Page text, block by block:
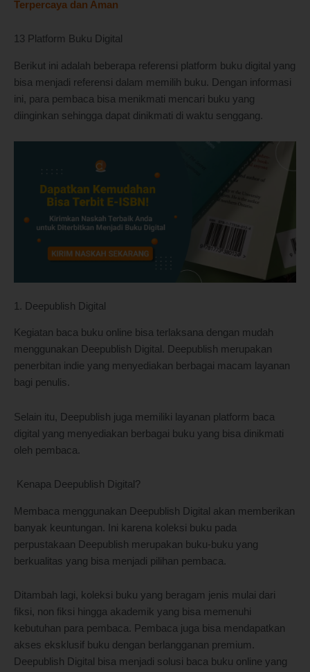
Terpercaya dan Aman
13 Platform Buku Digital
Berikut ini adalah beberapa referensi platform buku digital yang
bisa menjadi referensi dalam memilih buku. Dengan informasi
ini, para pembaca bisa menikmati mencari buku yang
diinginkan sehingga dapat dinikmati di waktu senggang.
1. Deepublish Digital
Kegiatan baca buku online bisa terlaksana dengan mudah
menggunakan Deepublish Digital. Deepublish merupakan
penerbitan indie yang menyediakan berbagai macam layanan
bagi penulis.
Selain itu, Deepublish juga memiliki layanan platform baca
digital yang menyediakan berbagai buku yang bisa dinikmati
oleh pembaca.
Kenapa Deepublish Digital?
Membaca menggunakan Deepublish Digital akan memberikan
banyak keuntungan. Ini karena koleksi buku pada
perpustakaan Deepublish merupakan buku-buku yang
berkualitas yang bisa menjadi pilihan pembaca.
Ditambah lagi, koleksi buku yang beragam jenis mulai dari
fiksi, non fiksi hingga akademik yang bisa memenuhi
kebutuhan para pembaca. Pembaca juga bisa mendapatkan
akses eksklusif buku dengan berlangganan premium.
Deepublish Digital bisa menjadi solusi baca buku online yang